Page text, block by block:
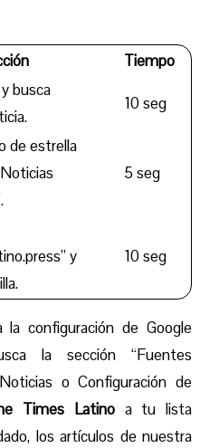
Tiempo
busca
10 seg
de estrella
5 seg
y
10 seg
la configuración de Google
la sección “Fuentes
o Configuración de
Times Latinoa tu lista
los artículos de nuestra